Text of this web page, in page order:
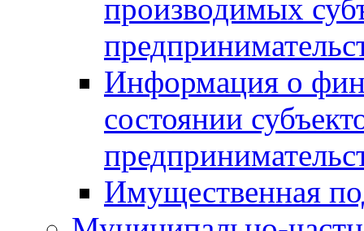
производимых
Информация о
состоянии
Имущественная